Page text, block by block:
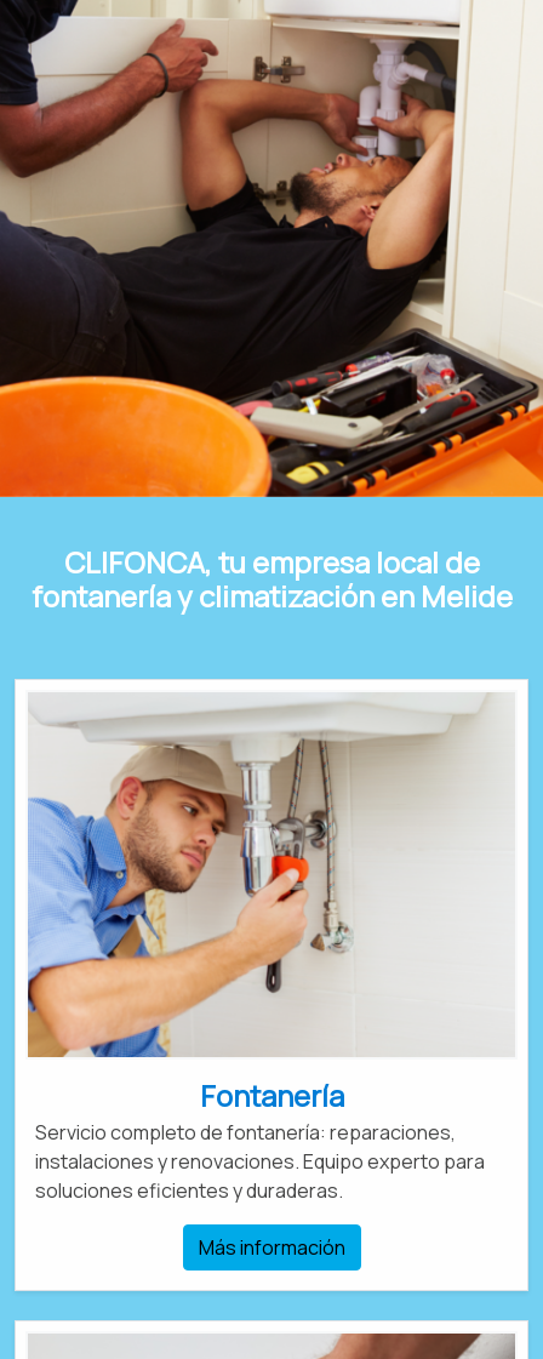
CLIFONCA, tu empresa local de
fontanería y climatización en Melide
Fontanería
Servicio completo de fontanería: reparaciones,
instalaciones y renovaciones. Equipo experto para
soluciones eficientes y duraderas.
Más información